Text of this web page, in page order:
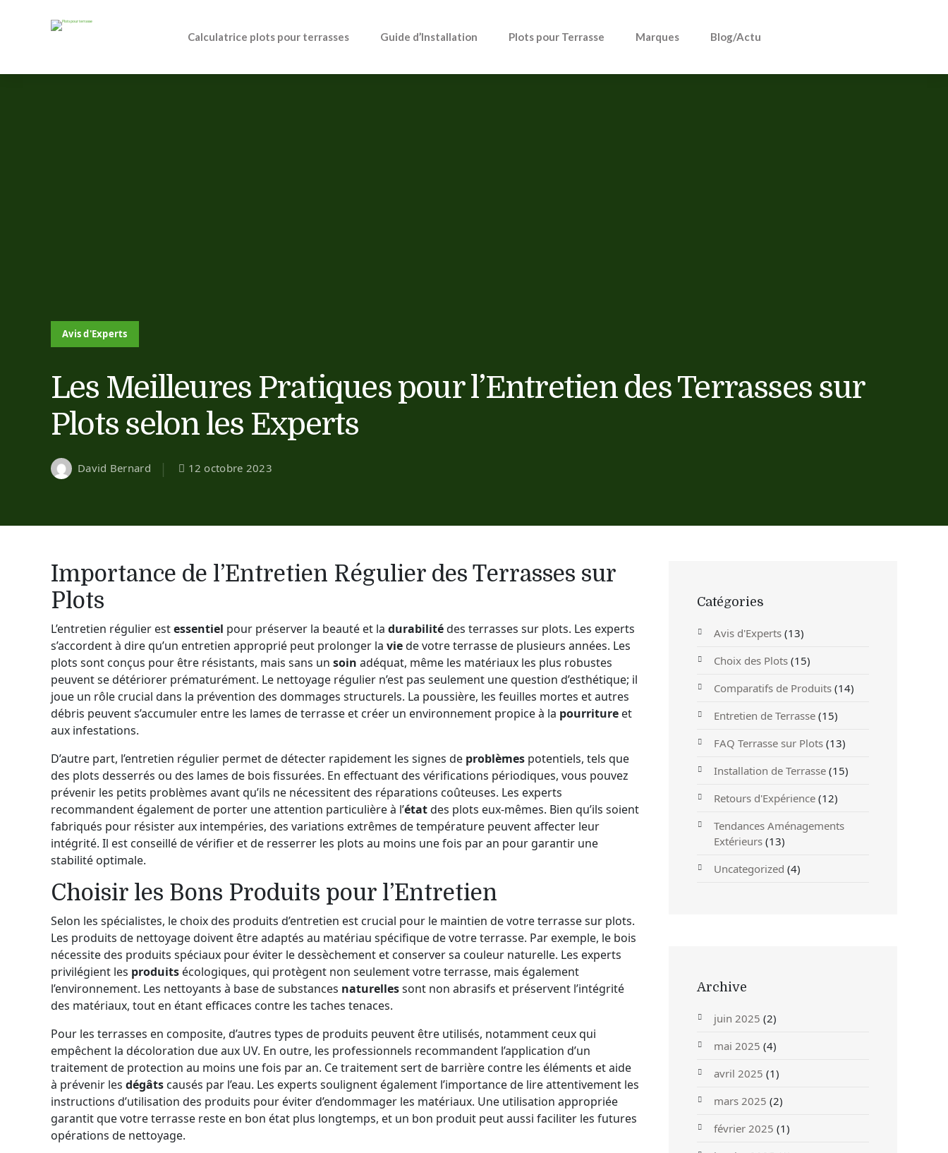
Calculatrice plots pour terrasses Guide d’Installation Plots pour Terrasse Marques Blog/Actu
Avis d'Experts
Les Meilleures Pratiques pour l’Entretien des Terrasses sur
Plots selon les Experts
David Bernard 12 octobre 2023
Importance de l’Entretien Régulier des Terrasses sur
Plots
L’entretien régulier estessentiel pour préserver la beauté et la durabilitédes terrasses sur plots. Les experts
s’accordent à dire qu’un entretien approprié peut prolonger la viede votre terrasse de plusieurs années. Les
plots sont conçus pour être résistants, mais sans un soin adéquat, même les matériaux les plus robustes
peuvent se détériorer prématurément. Le nettoyage régulier n’est pas seulement une question d’esthétique; il
joue un rôle crucial dans la prévention des dommages structurels. La poussière, les feuilles mortes et autres
débris peuvent s’accumuler entre les lames de terrasse et créer un environnement propice à la pourriture et
aux infestations.
D’autre part, l’entretien régulier permet de détecter rapidement les signes de problèmes potentiels, tels que
des plots desserrés ou des lames de bois fissurées. En effectuant des vérifications périodiques, vous pouvez
prévenir les petits problèmes avant qu’ils ne nécessitent des réparations coûteuses. Les experts
recommandent également de porter une attention particulière à l’étatdes plots eux-mêmes. Bien qu’ils soient
fabriqués pour résister aux intempéries, des variations extrêmes de température peuvent affecter leur
intégrité. Il est conseillé de vérifier et de resserrer les plots au moins une fois par an pour garantir une
stabilité optimale.
Choisir les Bons Produits pour l’Entretien
Selon les spécialistes, le choix des produits d’entretien est crucial pour le maintien de votre terrasse sur plots.
Les produits de nettoyage doivent être adaptés au matériau spécifique de votre terrasse. Par exemple, le bois
nécessite des produits spéciaux pour éviter le dessèchement et conserver sa couleur naturelle. Les experts
privilégient les produits écologiques, qui protègent non seulement votre terrasse, mais également
l’environnement. Les nettoyants à base de substances naturellessont non abrasifs et préservent l’intégrité
des matériaux, tout en étant efficaces contre les taches tenaces.
Pour les terrasses en composite, d’autres types de produits peuvent être utilisés, notamment ceux qui
empêchent la décoloration due aux UV. En outre, les professionnels recommandent l’application d’un
traitement de protection au moins une fois par an. Ce traitement sert de barrière contre les éléments et aide
à prévenir les dégâts causés par l’eau. Les experts soulignent également l’importance de lire attentivement les
instructions d’utilisation des produits pour éviter d’endommager les matériaux. Une utilisation appropriée
garantit que votre terrasse reste en bon état plus longtemps, et un bon produit peut aussi faciliter les futures
opérations de nettoyage.
Catégories
Avis d'Experts (13)
Choix des Plots (15)
Comparatifs de Produits (14)
Entretien de Terrasse (15)
FAQ Terrasse sur Plots (13)
Installation de Terrasse (15)
Retours d'Expérience (12)
Tendances Aménagements
Extérieurs (13)
Uncategorized (4)
Archive
juin 2025 (2)
mai 2025 (4)
avril 2025 (1)
mars 2025 (2)
février 2025 (1)